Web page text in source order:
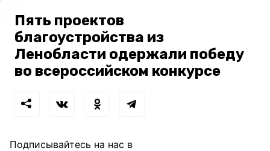
Пять проектов
благоустройства из
Ленобласти одержали победу
во всероссийском конкурсе
Подписывайтесь на нас в